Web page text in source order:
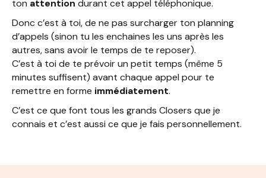
ton attention durant cet appel téléphonique.
Donc c’est à toi, de ne pas surcharger ton planning
d’appels (sinon tu les enchaines les uns après les
autres, sans avoir le temps de te reposer).
C’est à toi de te prévoir un petit temps (même 5
minutes suffisent) avant chaque appel pour te
remettre en forme immédiatement.
C’est ce que font tous les grands Closers que je
connais et c’est aussi ce que je fais personnellement.